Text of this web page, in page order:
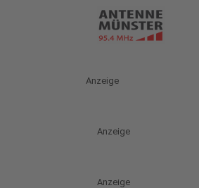
Anzeige
Anzeige
Anzeige